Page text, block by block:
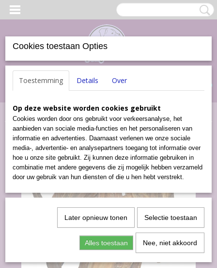
Inloggen Registreren
(0)
Home >Snacks>Rundvlees (100 gram)
Cookies toestaan Opties
Toestemming Details Over
Op deze website worden cookies gebruikt
Cookies worden door ons gebruikt voor verkeersanalyse, het
aanbieden van sociale media-functies en het personaliseren van
informatie en advertenties. Daarnaast verlenen we onze sociale
media-, advertentie- en analysepartners toegang tot informatie over
hoe u onze site gebruikt. Zij kunnen deze informatie gebruiken in
combinatie met andere gegevens die zij mogelijk hebben verzameld
door uw gebruik van hun diensten of die u hen hebt verstrekt.
Later opnieuw tonen Selectie toestaan
Alles toestaan Nee, niet akkoord